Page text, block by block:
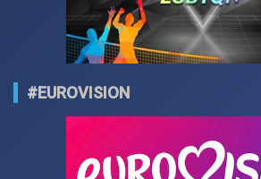
#EUROVISION